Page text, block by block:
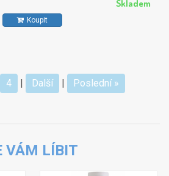
Skladem
Koupit
4 | Další | Poslední »
VÁM LÍBIT